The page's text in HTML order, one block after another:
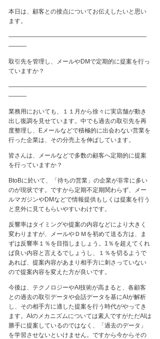
本日は、顧客との接点についてお伝えしたいと思い
ます。
―――――――――――――――――――――――
―――
取引先を管理し、メールやDMで定期的に提案を行っ
ていますか？
―――――――――――――――――――――――
―――
業務用においても、 １１ 月から徐々に実店舗が動き
出し復調を見せています。中でも過去の取引先を再
度整理し、
Eメールなどで積極的に出会わない営業を
行った企業は、その分売上を伸ばしています。
皆さんは、メールなどで多数の顧客へ定期的に提案
を行っていますか？
BtoBに於いて、「待ちの営業」の企業が非常に多い
のが現状です。ですから定期不定期関わらず、メー
ルマガジンやDMなどで情報提供もしくは提案を行う
と意外に見てもらいやすいわけです。
反響率はタイミングや提案の内容などにより大きく
変わりますが、メールやＤＭを初めて送る方は、ま
ずは反響率 １ ％を目指しましょう。 1 ％を超えてくれ
ば良い内容と言えるでしょうし、
１ ％を切るようで
あれば、提案内容があまり相手方に刺さっていない
ので提案内容を変えた方が良いです。
今後は、テクノロジーやAI 技術が高まると、各顧客
との過去の取引データや会話データを基にAI が解析
し、その相手方に適した提案を行う時代がやってき
ます。 AI のメカニズムについては素人ですがただAI は
勝手に提案しているのではなく、「過去のデータ」
を学習させないといけません。ですから今からその